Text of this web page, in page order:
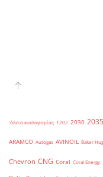
'άδεια κυκλοφορίας 1202 2030 2035
ARAMCO Autogas AVINOIL Baker
Chevron CNG Coral Coral Energy